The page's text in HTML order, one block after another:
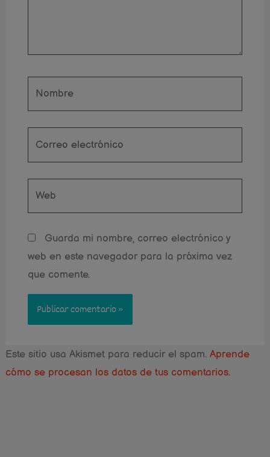
Guarda mi nombre, correo electrónico y
web en este navegador para la próxima vez
que comente.
Este sitio usa Akismet para reducir el spam.Aprende
cómo se procesan los datos de tus comentarios.